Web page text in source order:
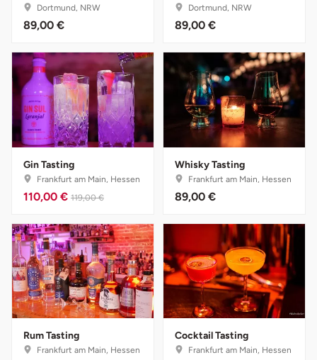
Dortmund, NRW
89,00 €
Dortmund, NRW
89,00 €
Gin Tasting
Frankfurt am Main, Hessen
110,00 € 119,00 €
Whisky Tasting
Frankfurt am Main, Hessen
89,00 €
Rum Tasting
Frankfurt am Main, Hessen
Cocktail Tasting
Frankfurt am Main, Hessen
Gelnhausen
Gersfeld
Gotha
Görlitz
Halle
Hamburg
Hanau
Hannover